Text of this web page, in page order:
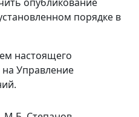
порядке в
настоящего
Управление